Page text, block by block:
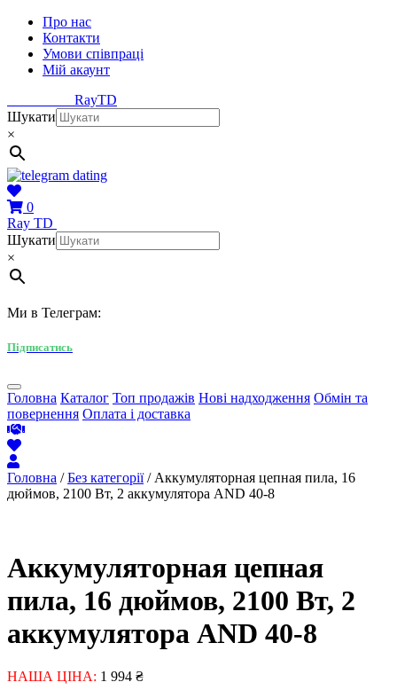
Про нас
Контакти
Умови співпраці
Мій акаунт
RayTD
Шукати
×
0
Ray TD
Шукати
×
Ми в Телеграм:
Підписатись
Головна Каталог Топ продажів Нові надходження Обмін та
повернення Оплата і доставка
Головна /Без категорії/ Аккумуляторная цепная пила, 16
дюймов, 2100 Вт, 2 аккумулятора AND 40-8
Аккумуляторная цепная
пила, 16 дюймов, 2100 Вт, 2
аккумулятора AND 40-8
НАША ЦІНА: 1 994 ₴